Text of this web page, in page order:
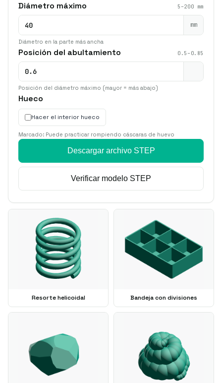
Diámetro máximo 5–200 mm
mm
Diámetro en la parte más ancha
Posición del abultamiento 0.5–0.85
Posición del diámetro máximo (mayor = más abajo)
Hueco
Hacer el interior hueco
Marcado: Puede practicar rompiendo cáscaras de huevo
Descargar archivo STEP
Verificar modelo STEP
Resorte helicoidal Bandeja con divisiones